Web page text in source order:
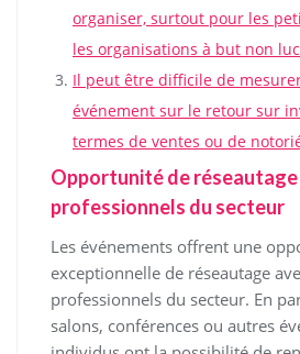
organiser, surtout pour les
les organisations à but non
Il peut être difficile de mesurer
événement sur le retour sur
termes de ventes ou de
Opportunité de réseautage
professionnels du secteur
Les événements offrent une
exceptionnelle de réseautage
professionnels du secteur. En
salons, conférences ou autres